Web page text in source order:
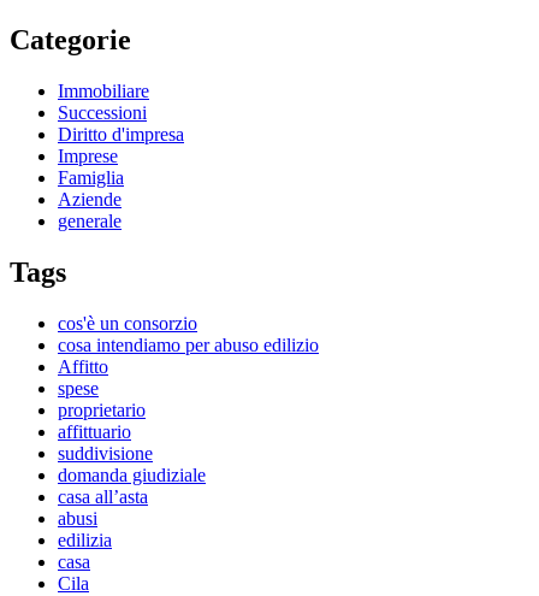
Categorie
Immobiliare
Successioni
Diritto d'impresa
Imprese
Famiglia
Aziende
generale
Tags
cos'è un consorzio
cosa intendiamo per abuso edilizio
Affitto
spese
proprietario
affittuario
suddivisione
domanda giudiziale
casa all’asta
abusi
edilizia
casa
Cila